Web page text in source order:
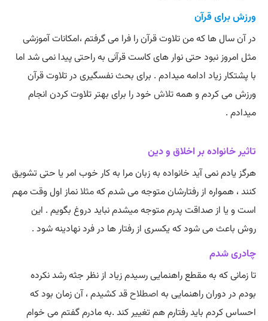
ورزش برای قرآن
در آن سال ها که من تلاوت قرآن را فرا می گرفتم ،امکانات آموزشی
مثل امروز نبود حتی نوار های کاست قرآنی به راحتی پیدا نمی شد اما
با پشتکار زیاد ادامه میدادم . برای بحث نفسگیری در تلاوت قرآن
ورزش می کردم و همهتلاش خود را برای بهتر تلاوت کردن انجام
میدادم .
تاثیر خانواده بر اخلاق و دین
هرگز یادم نمی آید خانواده به زبان مرا به کار خوب امر یا حتی تشویق
کنند ، همواره از رفتارشان متوجه می شدم کهمثلانماز اول وقت مهم
است و یا از صداقت پدرم متوجه میشدم نباید دروغ بگویم . این
روش باعث می شود که یکسری از رفتار ها در فرد نهادینه شود .
چادری شدم
تا زمانی که به مقطع راهنمایی رسیدم زیاد از نظر جثه رشد نکرده
بودم در دوران راهنمایی به اصطلاحقد کشیدم ، آن زمان بود که
احساس کردم باید رفتارم هم تغییر کند .به مادرم گفتم می خوام